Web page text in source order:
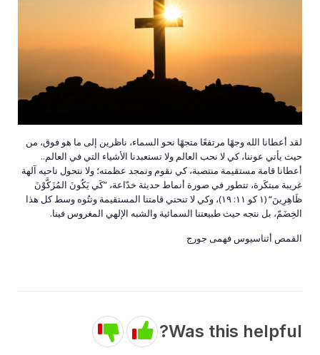
لقد أعطانا الله وجهًا مرتفعًا متجهًا نحو السماء، ناظرين إلى ما هو فوق، من
حيث يأتي عوننا، كي لا نحب العالم ولا تستعبدنا الأشياء التي في العالم..
أعطانا قامة مستقيمة منتصبة، كي نقوم ونمجد عظمته؛ ولا نتحول ناحيه آلهة
غريبة مبتكَرة، تتطور في صورة أنماط حديثة خدّاعة، ”كَي يَكُونَ المُزَكَّوْنَ
ظَاهِرِينَ“ (١ كو ١١: ١٩)، وكي لا تنحني قامتنا المستقيمة وتتُوه وسط كل هذا
الخِضَمّ، بل نتجه حيث طبيعتنا السمائية والشبه الإلهي المغروس فينا.
القمص أثناسيوس فهمى جورج
Was this helpful?